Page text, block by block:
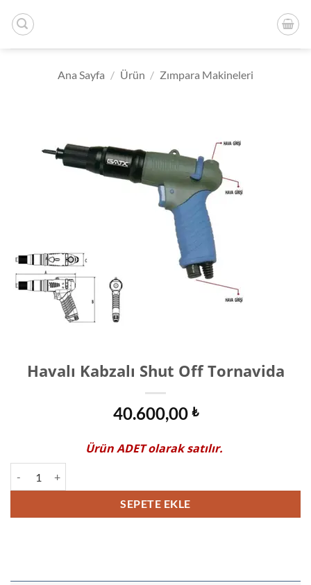
atla
Ana Sayfa / Ürün / Zımpara Makineleri
Havalı Kabzalı Shut Off Tornavida
40.600,00 ₺
ÜrünADETolarak satılır.
SEPETE EKLE